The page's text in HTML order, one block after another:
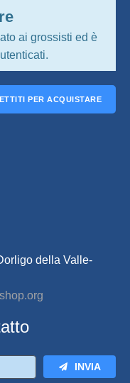
ai grossisti ed è
PER ACQUISTARE
della Valle-
INVIA